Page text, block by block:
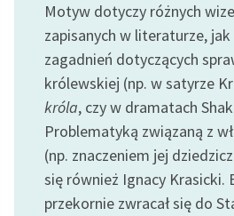
Kolekcje edukacyjne
twórców przechodzących
do domeny publicznej,
lektur szkolnych oraz
Starego Testamentu
Odkurzamy bohaterów
Szkoła Poezji Wolnych
Lektur
Motyw dotyczy różnych
zapisanych w literaturze,
zagadnień dotyczących
królewskiej (np. w satyrze
króla, czy w dramatach
Problematyką związaną z
(np. znaczeniem jej
się również Ignacy Krasicki.
przekornie zwracał się do